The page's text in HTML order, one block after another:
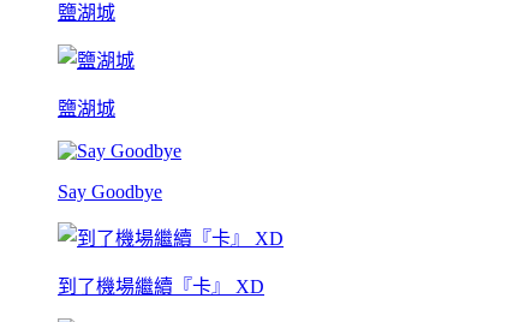
鹽湖城
鹽湖城
Say Goodbye
到了機場繼續『卡』 XD